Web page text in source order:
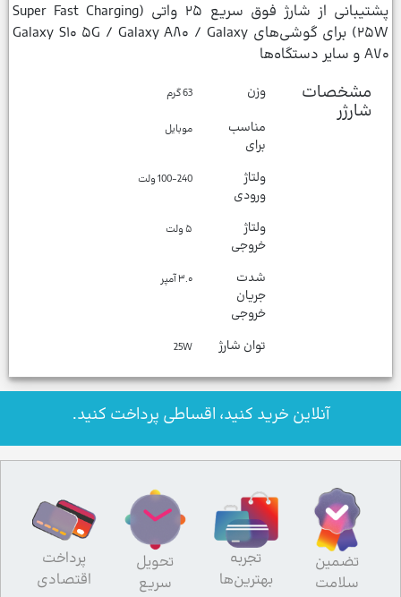
پشتیبانی از شارژ فوق سریع ۲۵ واتی (Super Fast Charging
۲۵W) برای گوشی‌های Galaxy S۱۰ ۵G / Galaxy A۸۰ / Galaxy
A۷۰ و سایر دستگاه‌ها
مشخصات
شارژر
وزن 63 گرم
مناسب
برای
موبایل
ولتاژ
ورودی
100-240 ولت
ولتاژ
خروجی
شدت
جریان
خروجی
توان شارژ 25W
آنلاین خرید کنید، اقساطی پرداخت کنید.
تضمین
سلامت
تجربه
بهترین‌ها
تحویل
سریع
پرداخت
اقتصادی